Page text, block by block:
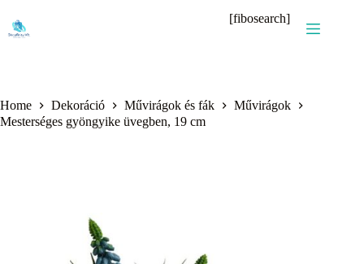
content
[fibosearch]
Home Dekoráció Művirágok és fák
Művirágok
Mesterséges gyöngyike üvegben, 19 cm